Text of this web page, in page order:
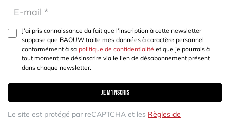
J'ai pris connaissance du fait que l'inscription à cette newsletter
suppose que BAOUW traite mes données à caractère personnel
conformément à sa politique de confidentialité et que je pourrais à
tout moment me désinscrire via le lien de désabonnement présent
dans chaque newsletter.
Je m'inscris
Le site est protégé par reCAPTCHA et les Règles de